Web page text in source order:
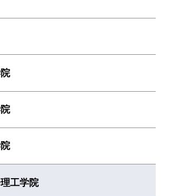
物理学コース
目
エネルギーコース
システム制御コース
子系
エネルギーコース
情報通信コース
工学系
エネルギーコース
応用化学コース
目
計算科学系
工学系
工学院